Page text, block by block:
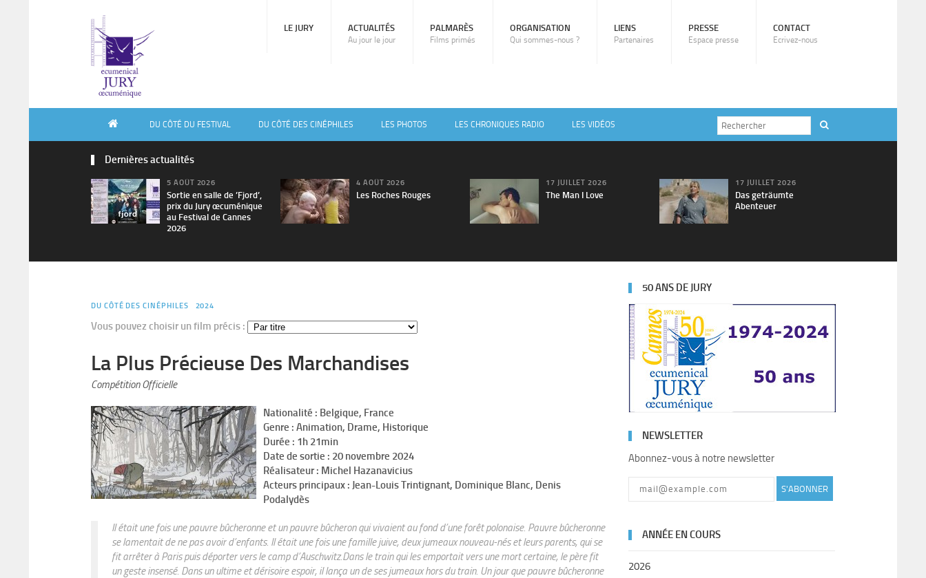
LE JURY ACTUALITÉS
Au jour le jour
PALMARÈS
Films primés
ORGANISATION
Qui sommes-nous ?
LIENS
Partenaires
PRESSE
Espace presse
CONTACT
Ecrivez-nous
DU CÔTÉ DU FESTIVAL DU CÔTÉ DES CINÉPHILES LES PHOTOS LES CHRONIQUES RADIO LES VIDÉOS
Dernières actualités
5 AOÛT 2026
Sortie en salle de ’Fjord’,
prix du Jury œcuménique
au Festival de Cannes
2026
4 AOÛT 2026
Les Roches Rouges
17 JUILLET 2026
The Man I Love
17 JUILLET 2026
Das geträumte
Abenteuer
DU CÔTÉ DES CINÉPHILES 2024
Vous pouvez choisir un film précis :
La Plus Précieuse Des Marchandises
Compétition Officielle
Nationalité : Belgique, France
Genre : Animation, Drame, Historique
Durée : 1h 21min
Date de sortie : 20 novembre 2024
Réalisateur : Michel Hazanavicius
Acteurs principaux : Jean-Louis Trintignant, Dominique Blanc, Denis
Podalydès
Il était une fois une pauvre bûcheronne et un pauvre bûcheron qui vivaient au fond d’une forêt polonaise. Pauvre bûcheronne
se lamentait de ne pas avoir d’enfants. Il était une fois une famille juive, deux jumeaux nouveau-nés et leurs parents, qui se
fit arrêter à Paris puis déporter vers le camp d’Auschwitz.Dans le train qui les emportait vers une mort certaine, le père fit
un geste insensé. Dans un ultime et dérisoire espoir, il lança un de ses jumeaux hors du train. Un jour que pauvre bûcheronne
50 ANS DE JURY
NEWSLETTER
Abonnez-vous à notre newsletter
S'ABONNER
ANNÉE EN COURS
2026